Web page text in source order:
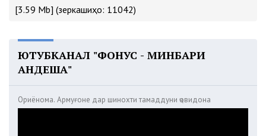
[3.59 Mb] (зеркашиҳо: 11042)
ЮТУБКАНАЛ "ФОНУС - МИНБАРИ
АНДЕША"
Ориёнома. Армуғоне дар шинохти тамаддуни ҷовидона